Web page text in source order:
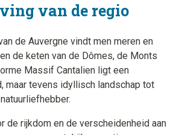
van de regio
de Auvergne vindt men meren en
de keten van de Dômes, de Monts
Massif Cantalien ligt een
maar tevens idyllisch landschap tot
de rijkdom en de verscheidenheid aan